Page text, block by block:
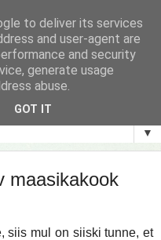
▼
maasikakook
siis mul on siiski tunne, et
to deliver its services
and user-agent are
and security
generate usage
abuse.
GOT IT